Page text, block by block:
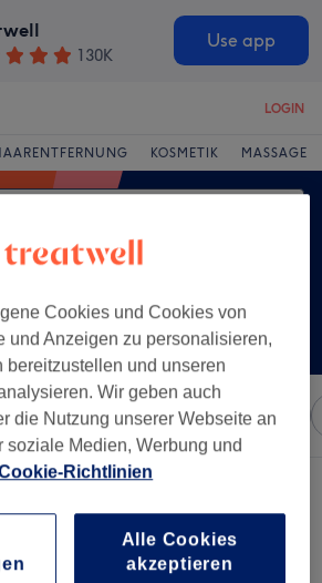
130K
Use app
LOGIN
KOSMETIK MASSAGE
Marken Salons Expressangebote
Cookies und Cookies von
und Anzeigen zu personalisieren,
bereitzustellen und unseren
Wir geben auch
die Nutzung unserer Webseite an
soziale Medien, Werbung und
Richtlinien
Alle Cookies
akzeptieren